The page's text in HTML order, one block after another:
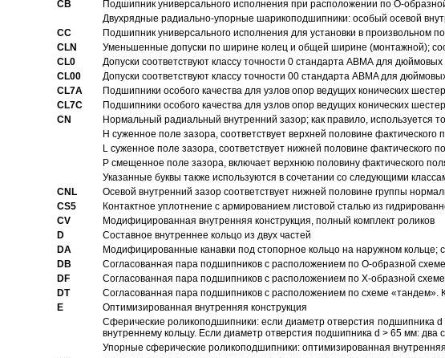
CB
Подшипник универсального исполнения при расположении по О-
Двухрядные радиально-упорные шарикоподшипники: особый осевой
CC
Подшипник универсального исполнения для установки в произвольном
CLN
Уменьшенные допуски по ширине колец и общей ширине (монтажной);
CL0
Допуски соответствуют классу точности 0 стандарта АВМА для
CL00
Допуски соответствуют классу точности 00 стандарта ABMA для
CL7A
Подшипники особого качества для узлов опор ведущих конических
CL7C
Подшипники особого качества для узлов опор ведущих конических
CN
Hормальный радиальный внутренний зазор; как правило,
H суженное поле зазора, соответствует верхней половине фактического
L суженное поле зазора, соответствует нижней половине фактического
P смещенное поле зазора, включает верхнюю половину фактического
Указанные буквы также используются в сочетании со следующими
CNL
Осевой внутренний зазор соответствует нижней половине группы
CS5
Контактное уплотнение с армированием листовой сталью из
CV
Модифицированная внутренняя конструкция, полный комплект роликов
D
Составное внутреннее кольцо из двух частей
DA
Модифицированные канавки под стопорное кольцо на наружном кольце;
DB
Согласованная пара подшипников с расположением по О-образной
DF
Согласованная пара подшипников с расположением по Х-образной
DT
Согласованная пара подшипников с расположением по схеме «тандем».
E
Оптимизированная внутренняя конструкция
Сферические роликоподшипники: если диаметр отверстия подшипника
внутреннему кольцу. Если диаметр отверстия подшипника d > 65 мм:
Упорные сферические роликоподшипники: оптимизированная